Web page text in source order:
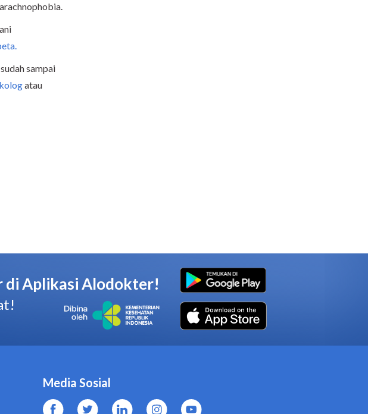
sampai
atau